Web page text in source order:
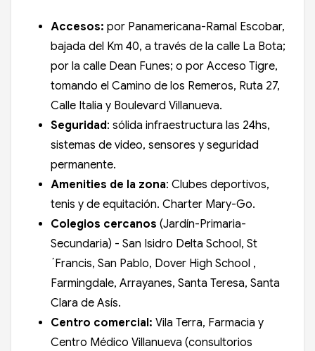
Accesos: por Panamericana-Ramal Escobar,
bajada del Km 40, a través de la calle La Bota;
por la calle Dean Funes; o por Acceso Tigre,
tomando el Camino de los Remeros, Ruta 27,
Calle Italia y Boulevard Villanueva.
Seguridad: sólida infraestructura las 24hs,
sistemas de video, sensores y seguridad
permanente.
Amenities de la zona: Clubes deportivos,
tenis y de equitación. Charter Mary-Go.
Colegios cercanos (Jardín-Primaria-
Secundaria) - San Isidro Delta School, St
´Francis, San Pablo, Dover High School ,
Farmingdale, Arrayanes, Santa Teresa, Santa
Clara de Asís.
Centro comercial: Vila Terra, Farmacia y
Centro Médico Villanueva (consultorios